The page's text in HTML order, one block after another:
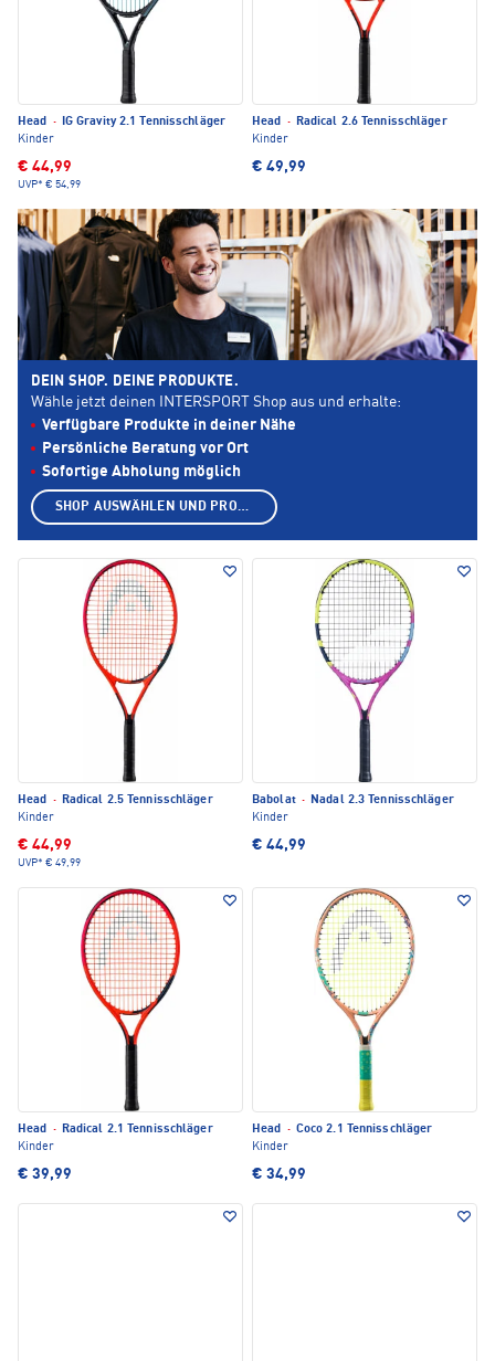
Head ·
IG Gravity 2.1 Tennisschläger
Kinder
€ 44,99
UVP* € 54,99
Head ·
Radical 2.6 Tennisschläger
Kinder
€ 49,99
Head · Radical 2.5 Tennisschläger
Kinder
€ 44,99
UVP* € 49,99
Babolat · Nadal 2.3 Tennisschläger
Kinder
€ 44,99
Head · Radical 2.1 Tennisschläger
Kinder
€ 39,99
Head · Coco 2.1 Tennisschläger
Kinder
€ 34,99
DEIN SHOP. DEINE PRODUKTE.
Wähle jetzt deinen INTERSPORT Shop aus und erhalte:
Verfügbare Produkte in deiner Nähe
Persönliche Beratung vor Ort
Sofortige Abholung möglich
SHOP AUSWÄHLEN UND PRODUKTE ANZEIGEN